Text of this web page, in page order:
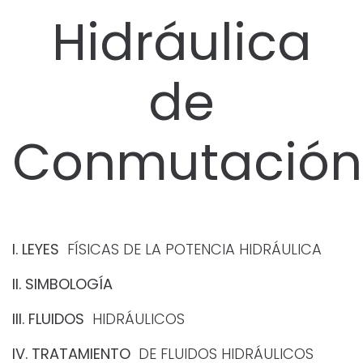
Hidráulica
de
Conmutación
I. LEYES FÍSICAS DE LA POTENCIA HIDRÁULICA
II. SIMBOLOGÍA
III. FLUIDOS HIDRÁULICOS
IV. TRATAMIENTO DE FLUIDOS HIDRÁULICOS